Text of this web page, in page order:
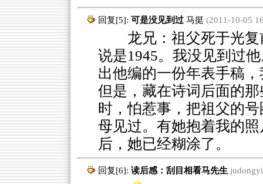
回复[5]: 可是没见到过 马挺 (2011-10-05
龙兄：祖父死于光复
说是1945。我没见到过
出他编的一份年表手稿
但是，藏在诗词后面的
时，怕惹事，把祖父的
母见过。有她抱着我的
后，她已经糊涂了。
回复[6]: 读后感：刮目相看马先生